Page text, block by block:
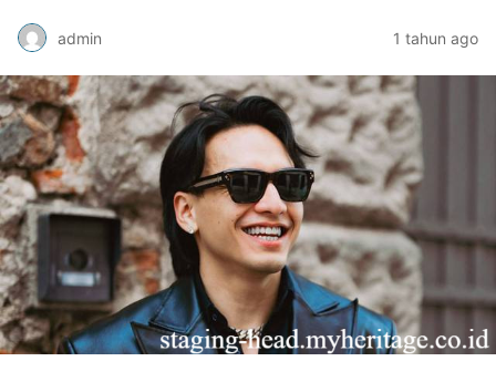
admin 1 tahun ago